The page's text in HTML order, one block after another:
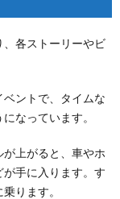
、各ストーリーやビ
ントで、タイムな
なっています。
上がると、車やホ
手に入ります。す
ります。